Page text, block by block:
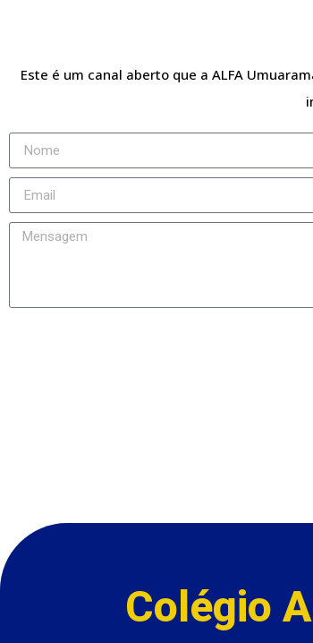
Este é um canal aberto que a ALFA
Colégio